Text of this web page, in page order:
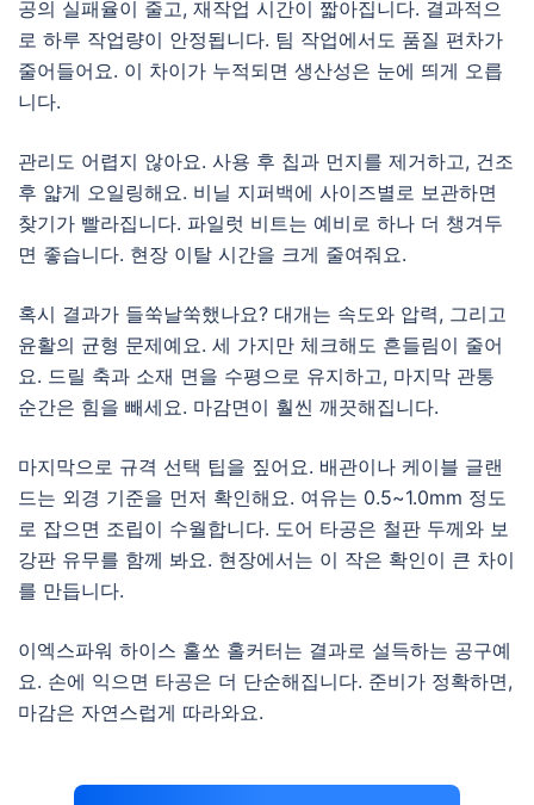
공의 실패율이 줄고, 재작업 시간이 짧아집니다. 결과적으
로 하루 작업량이 안정됩니다. 팀 작업에서도 품질 편차가
줄어들어요. 이 차이가 누적되면 생산성은 눈에 띄게 오릅
니다.
관리도 어렵지 않아요. 사용 후 칩과 먼지를 제거하고, 건조
후 얇게 오일링해요. 비닐 지퍼백에 사이즈별로 보관하면
찾기가 빨라집니다. 파일럿 비트는 예비로 하나 더 챙겨두
면 좋습니다. 현장 이탈 시간을 크게 줄여줘요.
혹시 결과가 들쑥날쑥했나요? 대개는 속도와 압력, 그리고
윤활의 균형 문제예요. 세 가지만 체크해도 흔들림이 줄어
요. 드릴 축과 소재 면을 수평으로 유지하고, 마지막 관통
순간은 힘을 빼세요. 마감면이 훨씬 깨끗해집니다.
마지막으로 규격 선택 팁을 짚어요. 배관이나 케이블 글랜
드는 외경 기준을 먼저 확인해요. 여유는 0.5~1.0mm 정도
로 잡으면 조립이 수월합니다. 도어 타공은 철판 두께와 보
강판 유무를 함께 봐요. 현장에서는 이 작은 확인이 큰 차이
를 만듭니다.
이엑스파워 하이스 홀쏘 홀커터는 결과로 설득하는 공구예
요. 손에 익으면 타공은 더 단순해집니다. 준비가 정확하면,
마감은 자연스럽게 따라와요.